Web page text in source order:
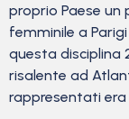
proprio Paese un
femminile a
questa disciplina
risalente ad
rappresentati era